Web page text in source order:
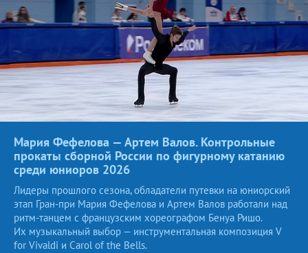
Мария Фефелова — Артем Валов. Контрольные
прокаты сборной России по фигурному катанию
среди юниоров 2026
Лидеры прошлого сезона, обладатели путевки на юниорский
этап Гран-при Мария Фефелова и Артем Валов работали над
ритм-танцем с французским хореографом Бенуа Ришо.
Их музыкальный выбор — инструментальная композиция V
for Vivaldi и Carol of the Bells.